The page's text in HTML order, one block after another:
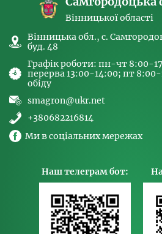
Вінницької області
Вінницька обл., с.
буд. 48
Графік роботи: пн-чт 8:00-
перерва 13:00-14:00; пт 8:00-
обіду
smagron@ukr.net
+380682216814
Ми в соціальних мережах
Наш телеграм бот: